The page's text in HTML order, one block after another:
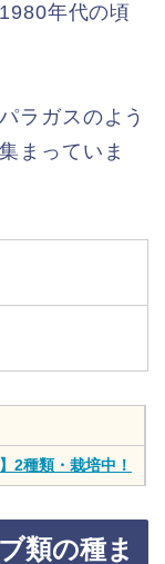
年代の頃
ラガスのよう
まっていま
2種類・栽培中！
類の種ま